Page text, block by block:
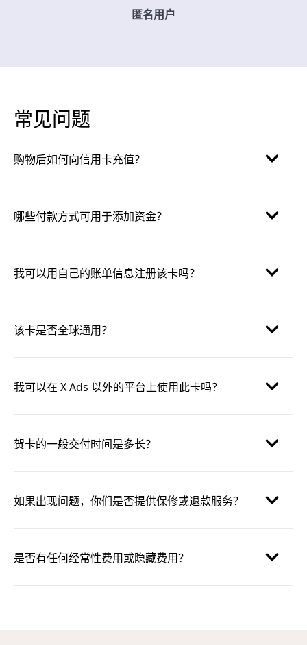
匿名用户
常见问题
购物后如何向信用卡充值？
哪些付款方式可用于添加资金？
我可以用自己的账单信息注册该卡吗？
该卡是否全球通用？
我可以在 X Ads 以外的平台上使用此卡吗？
贺卡的一般交付时间是多长？
如果出现问题，你们是否提供保修或退款服务？
是否有任何经常性费用或隐藏费用？